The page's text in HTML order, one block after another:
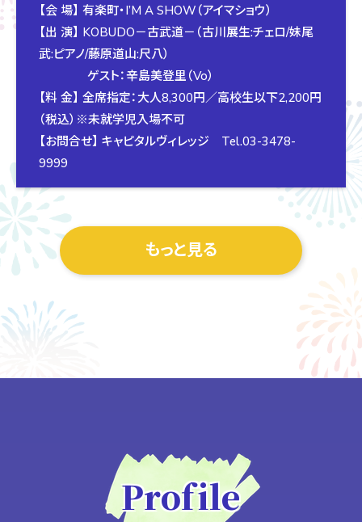
【会 場】 有楽町・I’M A SHOW（アイマショウ）
【出 演】 KOBUDO－古武道－（古川展生:チェロ/妹尾
武:ピアノ/藤原道山:尺八）
ゲスト：辛島美登里（Vo）
【料 金】 全席指定：大人8,300円／高校生以下2,200円
（税込）※未就学児入場不可
【お問合せ】 キャピタルヴィレッジ Tel.03-3478-
9999
もっと見る
Profile